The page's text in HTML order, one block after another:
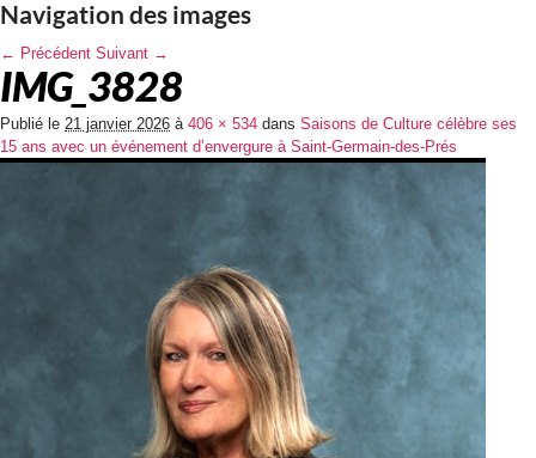
Navigation des images
← Précédent Suivant →
IMG_3828
Publié le 21 janvier 2026 à 406 × 534 dans Saisons de Culture célèbre ses
15 ans avec un événement d’envergure à Saint-Germain-des-Prés